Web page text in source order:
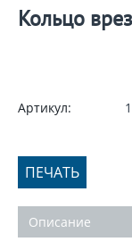
Кольцо
Артикул:
ПЕЧАТЬ
Описание